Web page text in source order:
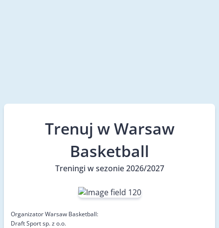
Trenuj w Warsaw
Basketball
Treningi w sezonie 2026/2027
Organizator Warsaw Basketball:
Draft Sport sp. z o.o.